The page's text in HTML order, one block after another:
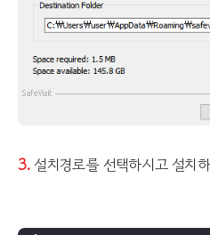
3.설치경로를 선택하시고 설치